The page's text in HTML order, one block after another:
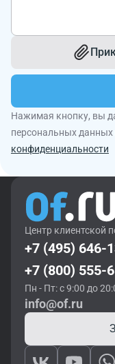
Нажимая кнопку, вы
персональных данных
конфиденциальности
Центр клиентской
+7 (495) 646-
+7 (800) 555-
Пн - Пт: с 9:00 до
info@of.ru